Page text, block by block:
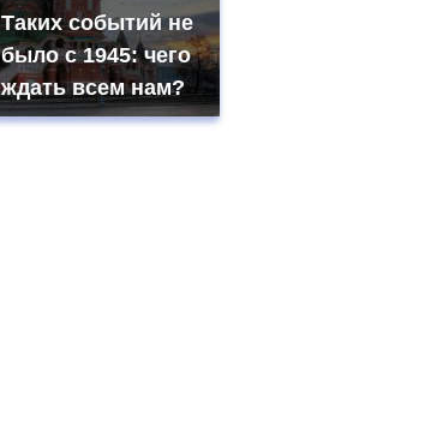
Таких событий не
было с 1945: чего
ждать всем нам?